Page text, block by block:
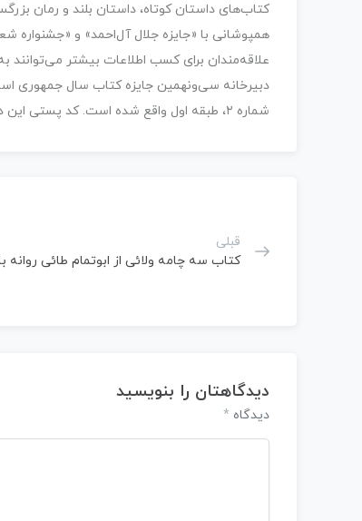
کتاب‌های داستان کوتاه، داستان بلند و رمان
همپوشانی با «جایزه جلال آل‌احمد» و «جشنواره
علاقه‌مندان برای کسب اطلاعات بیشتر
دبیرخانه سی‌ونهمین جایزه کتاب سال جمهوری
شماره ۲، طبقه اول واقع شده است. کد پستی این دبیرخانه نیز ۱۳۱۵۷۵۳۷۱۵ است./میراث مکتوب
قبلی
کتاب سه چامه ولائی از ابوتمام طائی روانه
دیدگاهتان را بنویسید
دیدگاه *